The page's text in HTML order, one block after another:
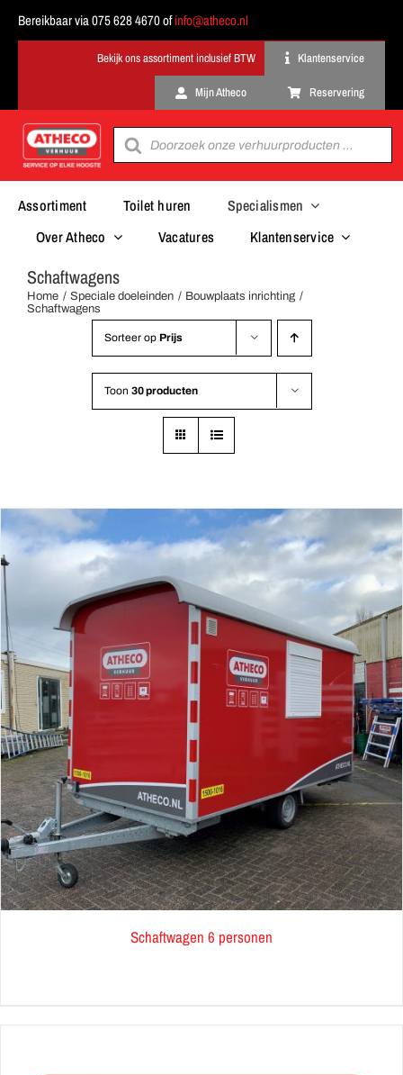
Bereikbaar via 075 628 4670 ofinfo@atheco.nl
Klantenservice
Mijn Atheco Reservering
Producten
zoeken
Assortiment Toilet huren
Specialismen
Over Atheco
Vacatures Klantenservice
Schaftwagens
Home Speciale doeleinden
Bouwplaats inrichting
Schaftwagens
Sorteer op Prijs
Toon 30 producten
Schaftwagen 6 personen